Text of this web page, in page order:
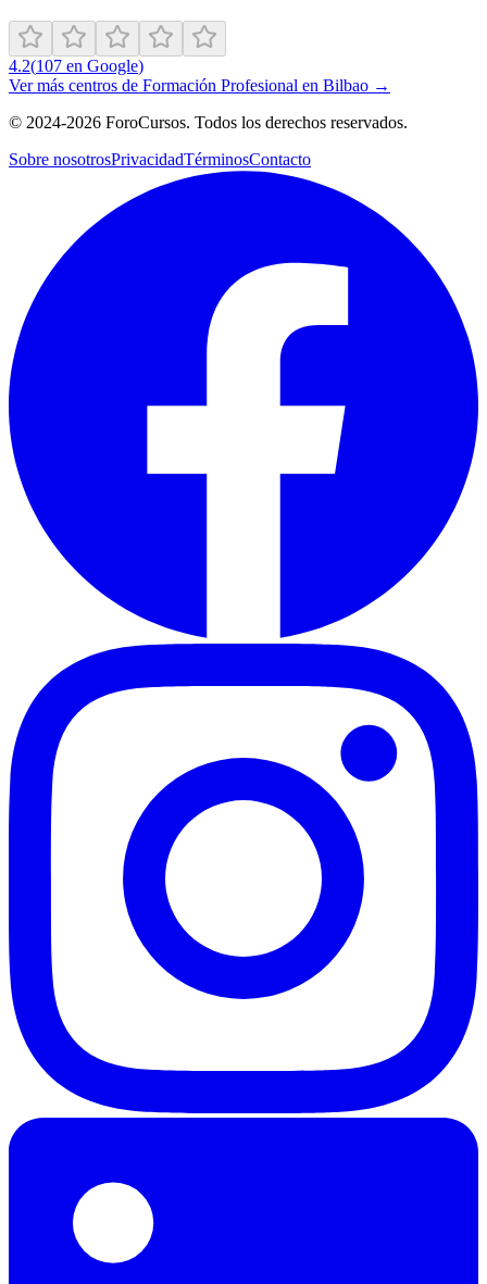
4.2(107 en Google)
Ver más centros de Formación Profesional en Bilbao →
© 2024-2026 ForoCursos. Todos los derechos reservados.
Sobre nosotrosPrivacidadTérminosContacto